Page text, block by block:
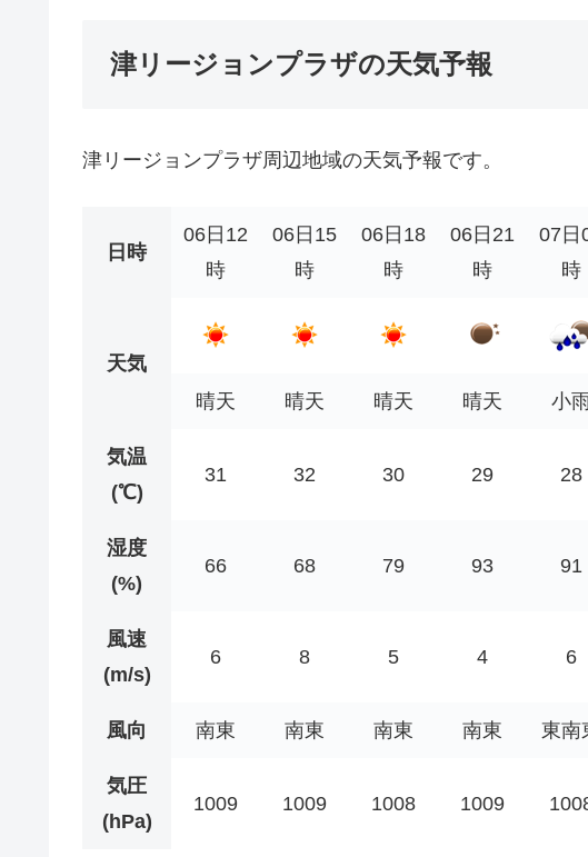
津リージョンプラザの天気予報
津リージョンプラザ周辺地域の天気予報です。
日時
06日12
時
06日15
時
06日18
時
06日21
時
07日
時
天気
晴天
晴天 晴天 晴天 小
気温
(℃)
31 32 30 29 28
湿度
(%)
66 68 79 93 91
風速
(m/s)
6 8 5 4 6
風向 南東 南東 南東 南東 東南
気圧
(hPa)
1009 1009 1008 1009